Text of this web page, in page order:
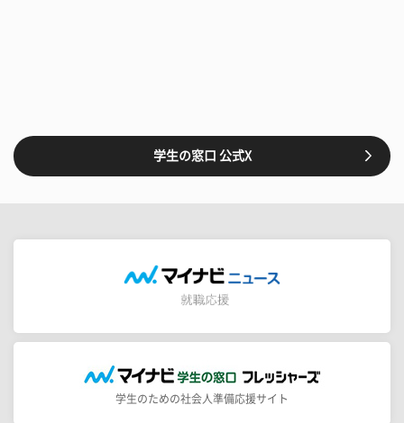
学生の窓口 公式X
学生のための社会人準備応援サイト